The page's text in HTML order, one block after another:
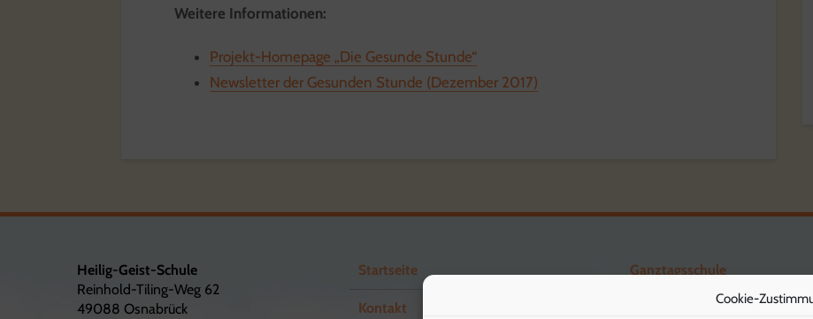
Cookie-
Weitere Informationen:
Projekt-Homepage „Die Gesunde Stunde“
Newsletter der Gesunden Stunde (Dezember 2017)
Heilig-Geist-Schule
Reinhold-Tiling-Weg 62
49088 Osnabrück
Startseite
Kontakt
Ganztagsschule